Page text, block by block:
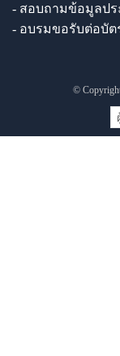
- สอบถามข้อมูลปร
- อบรมขอรับต่อบั
©